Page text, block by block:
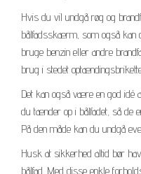
Hvis du vil undgå røg og
bålfadsskærm, som også kan
bruge benzin eller andre
brug i stedet
Det kan også være en god idé
du tænder op i bålfadet, så de
På den måde kan du undgå
Husk at sikkerhed altid bør
bålfad. Med disse enkle